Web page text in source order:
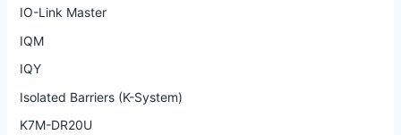
IO-Link Master
IQM
IQY
Isolated Barriers (K-System)
K7M-DR20U